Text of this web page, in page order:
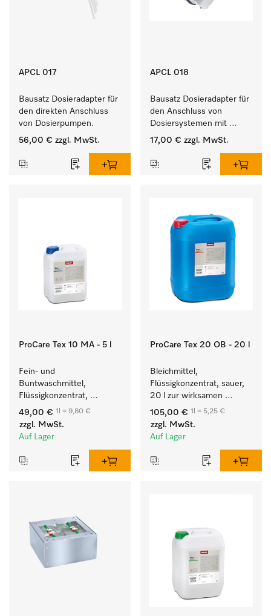
APCL 017
Bausatz Dosieradapter für
den direkten Anschluss
von Dosierpumpen.
56,00 € zzgl. MwSt.
APCL 018
Bausatz Dosieradapter für
den Anschluss von
Dosiersystemen mit
Wassereinspülung.
17,00 € zzgl. MwSt.
ProCare Tex 10 MA - 5 l
Fein- und
Buntwaschmittel,
Flüssigkonzentrat,
mildalkalisch, 5 l zur
Reinigung von
Buntwäsche und
49,00 € 1l = 9,80 €
zzgl. MwSt.
Auf Lager
ProCare Tex 20 OB - 20 l
Bleichmittel,
Flüssigkonzentrat, sauer,
20 l zur wirksamen
Entfernung von
hartnäckigen Flecken.
105,00 € 1l = 5,25 €
zzgl. MwSt.
Auf Lager